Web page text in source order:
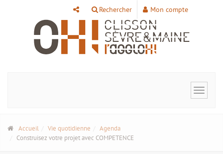
Rechercher Mon compte
Toggle
Accueil Vie quotidienne
Agenda
Construisez votre projet avec COMPETENCE
Panneau de gestion des cookies